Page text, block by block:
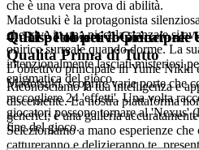
che è una vera prova di abilità.
4. Rispetto per il Giocatore:
Qualità Prima di Tutto
Riconosciamo la tua intelligenza e
discernente. La nostra piattaforma
generici; è una galleria
Selezioniamo a mano esperienze
cattureranno e delizieranno te,
Madotsuki è la protagonista
che vive in una piccola stanza e si
onirico surreale quando dorme. La
intenzionalmente lasciati misteriosi
enigmatica del gioco.
Qual è l'obiettivo principale
L'obiettivo principale in Yume Nikki
Madotsuki, scoprire varie porte che
raccogliere 24 'effetti'. Una volta
giocatori possono tornare al 'Nexus'
fine del gioco.